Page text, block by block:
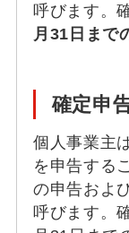
呼びます。
月31日まで
確定申
個人事業主
を申告する
の申告およ
呼びます。